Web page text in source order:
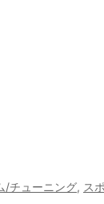
/チューニング, ス